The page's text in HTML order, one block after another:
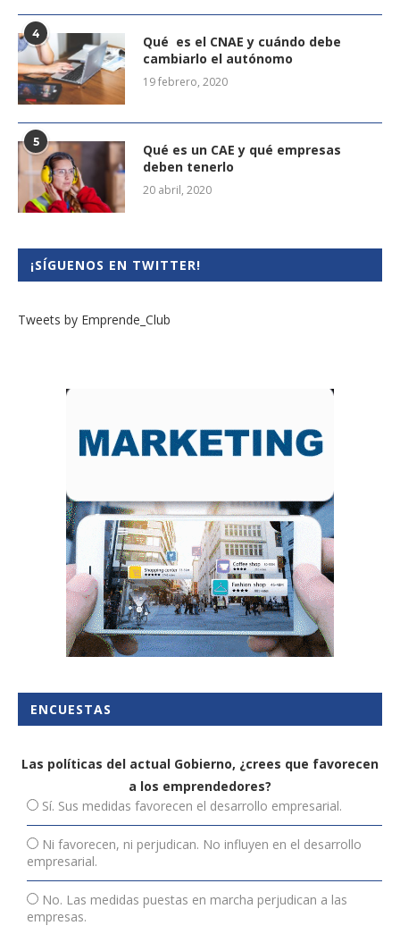
4
Qué es el CNAE y cuándo debe
cambiarlo el autónomo
19 febrero, 2020
5
Qué es un CAE y qué empresas
deben tenerlo
20 abril, 2020
¡SÍGUENOS EN TWITTER!
Tweets by Emprende_Club
ENCUESTAS
Las políticas del actual Gobierno, ¿crees que favorecen
a los emprendedores?
Sí. Sus medidas favorecen el desarrollo empresarial.
Ni favorecen, ni perjudican. No influyen en el desarrollo
empresarial.
No. Las medidas puestas en marcha perjudican a las
empresas.